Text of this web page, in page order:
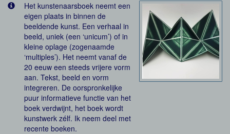
Het kunstenaarsboek neemt een
eigen plaats in binnen de
beeldende kunst. Een verhaal in
beeld, uniek (een ‘unicum’) of in
kleine oplage (zogenaamde
‘multiples’). Het neemt vanaf de
20 eeuw een steeds vrijere vorm
aan. Tekst, beeld en vorm
integreren. De oorspronkelijke
puur informatieve functie van het
boek verdwijnt, het boek wordt
kunstwerk zélf. Ik neem deel met
recente boeken.